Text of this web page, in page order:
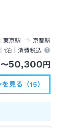
東京駅 京都駅
1泊 ｜消費税込
〜50,300 円
見る（15）